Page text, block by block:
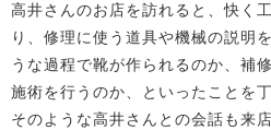
高井さんのお店を訪れると、快く
り、修理に使う道具や機械の説明
うな過程で靴が作られるのか、補
施術を行うのか、といったことを
そのような高井さんとの会話も来